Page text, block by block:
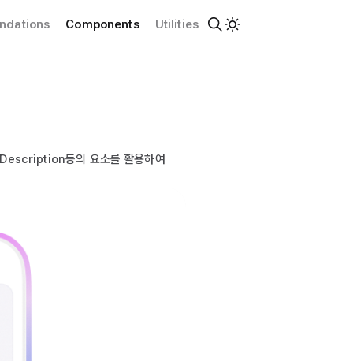
Components Utilities
등의 요소를 활용하여